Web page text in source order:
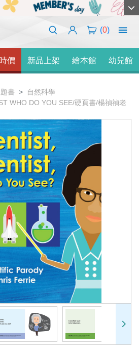
(0)
價 新品上架 繪本館 幼兒館
書
自然科學
WHO DO YOU SEE/硬頁書/楊禎禎老